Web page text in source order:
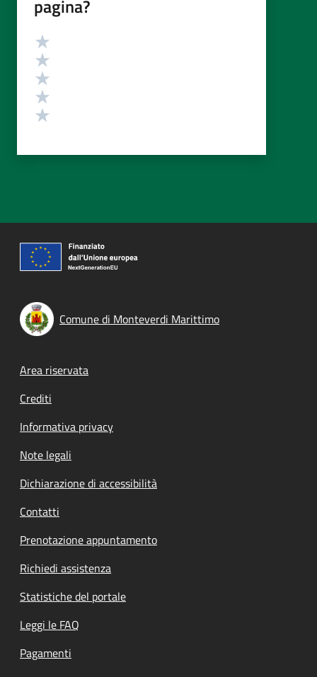
pagina?
Valutazione
Comune di Monteverdi Marittimo
Footer menu
Area riservata
Crediti
Informativa privacy
Note legali
Dichiarazione di accessibilità
Contatti
Prenotazione appuntamento
Richiedi assistenza
Statistiche del portale
Leggi le FAQ
Pagamenti